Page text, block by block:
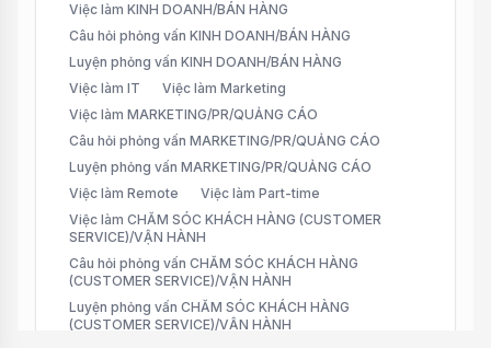
Việc làm KINH DOANH/BÁN HÀNG
Câu hỏi phỏng vấn KINH DOANH/BÁN HÀNG
Luyện phỏng vấn KINH DOANH/BÁN HÀNG
Việc làm IT
Việc làm Marketing
Việc làm MARKETING/PR/QUẢNG CÁO
Câu hỏi phỏng vấn MARKETING/PR/QUẢNG CÁO
Luyện phỏng vấn MARKETING/PR/QUẢNG CÁO
Việc làm Remote
Việc làm Part-time
Việc làm CHĂM SÓC KHÁCH HÀNG (CUSTOMER
SERVICE)/VẬN HÀNH
Câu hỏi phỏng vấn CHĂM SÓC KHÁCH HÀNG
(CUSTOMER SERVICE)/VẬN HÀNH
Luyện phỏng vấn CHĂM SÓC KHÁCH HÀNG
(CUSTOMER SERVICE)/VẬN HÀNH